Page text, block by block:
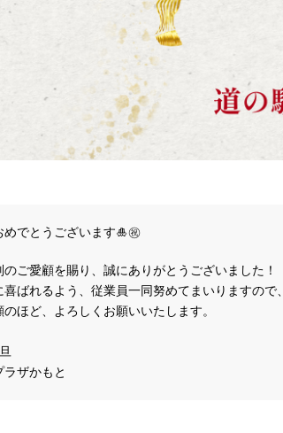
めでとうございます🎍㊗️
のご愛顧を賜り、誠にありがとうございました！
ばれるよう、従業員一同努めてまいりますので、
ほど、よろしくお願いいたします。
ザかもと